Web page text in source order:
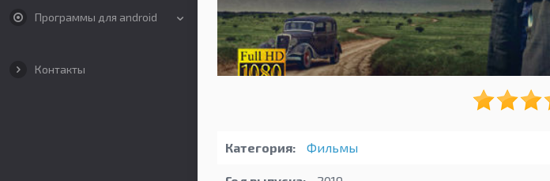
Программы для android
Контакты
Категория: Фильмы